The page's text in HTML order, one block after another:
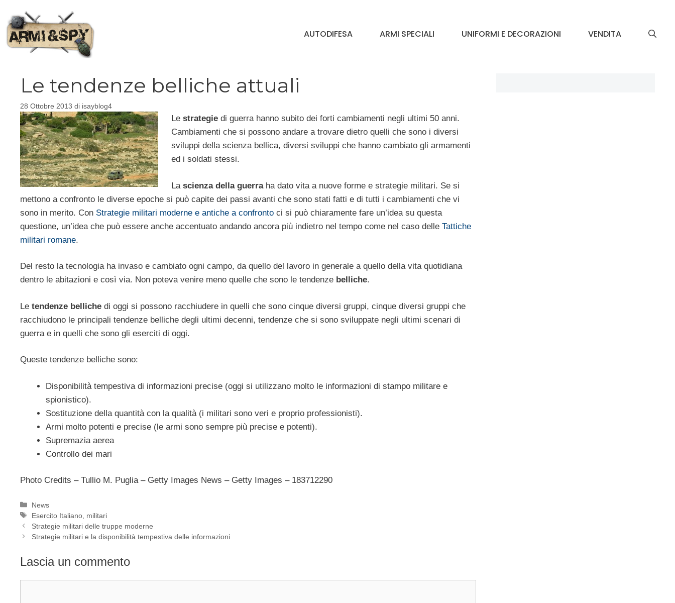
contenuto
AUTODIFESA ARMI SPECIALI UNIFORMI E DECORAZIONI VENDITA
Le tendenze belliche attuali
28 Ottobre 2013 di isayblog4
Le strategiedi guerra hanno subito dei forti cambiamenti negli ultimi 50 anni.
Cambiamenti che si possono andare a trovare dietro quelli che sono i diversi
sviluppi della scienza bellica, diversi sviluppi che hanno cambiato gli armamenti
ed i soldati stessi.
La scienza della guerraha dato vita a nuove forme e strategie militari. Se si
mettono a confronto le diverse epoche si può capite dei passi avanti che sono stati fatti e di tutti i cambiamenti che vi
sono in merito. Con Strategie militari moderne e antiche a confronto ci si può chiaramente fare un’idea su questa
questione, un’idea che può essere anche accentuato andando ancora più indietro nel tempo come nel caso delle Tattiche
militari romane.
Del resto la tecnologia ha invaso e cambiato ogni campo, da quello del lavoro in generale a quello della vita quotidiana
dentro le abitazioni e così via. Non poteva venire meno quelle che sono le tendenze belliche.
Le tendenze belliche di oggi si possono racchiudere in quelli che sono cinque diversi gruppi, cinque diversi gruppi che
racchiudono le principali tendenze belliche degli ultimi decenni, tendenze che si sono sviluppate negli ultimi scenari di
guerra e in quelli che sono gli eserciti di oggi.
Queste tendenze belliche sono:
Disponibilità tempestiva di informazioni precise (oggi si utilizzano molto le informazioni di stampo militare e
spionistico).
Sostituzione della quantità con la qualità (i militari sono veri e proprio professionisti).
Armi molto potenti e precise (le armi sono sempre più precise e potenti).
Supremazia aerea
Controllo dei mari
Photo Credits – Tullio M. Puglia – Getty Images News – Getty Images – 183712290
Categorie
News
Tag
Esercito Italiano militari
Strategie militari delle truppe moderne
Strategie militari e la disponibilità tempestiva delle informazioni
Lascia un commento